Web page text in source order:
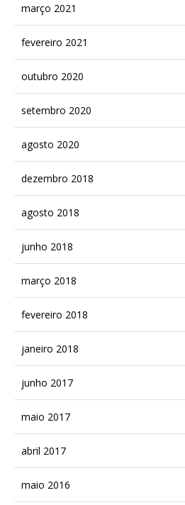
março 2021
fevereiro 2021
outubro 2020
setembro 2020
agosto 2020
dezembro 2018
agosto 2018
junho 2018
março 2018
fevereiro 2018
janeiro 2018
junho 2017
maio 2017
abril 2017
maio 2016